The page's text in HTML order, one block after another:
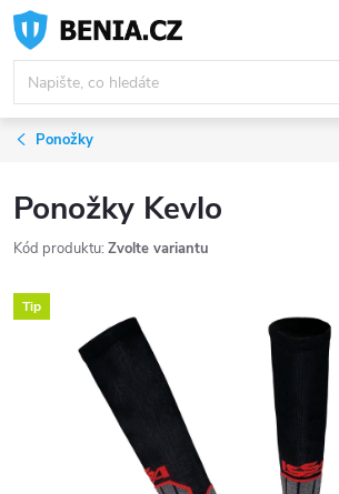
Přejít
obsah
Ponožky
Ponožky Kevlo
Kód produktu: Zvolte variantu
Tip